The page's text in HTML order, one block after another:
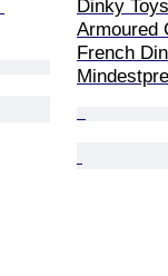
Dinky
Armoured
French